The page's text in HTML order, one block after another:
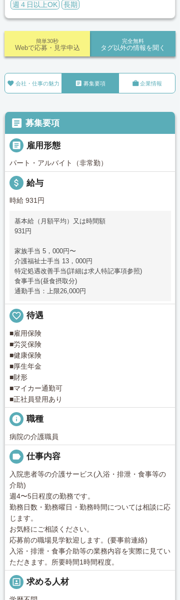
週４日以上OK
長期
完全無料
タグ以外の情報を聞く
簡単30秒
Webで応募・見学申込
 会社・仕事の魅力  募集要項 企業情報
 募集要項
 雇用形態
パート・アルバイト（非常勤）
attach_money 給与
時給 931円
基本給（月額平均）又は時間額
931円
家族手当 5，000円〜
介護福祉士手当 13，000円
特定処遇改善手当(詳細は求人特記事項参照)
食事手当(昼食摂取分)
通勤手当：上限26,000円
favorite_border 待遇
■雇用保険
■労災保険
■健康保険
■厚生年金
■財形
■マイカー通勤可
■正社員登用あり
info 職種
病院の介護職員
label 仕事内容
入院患者等の介護サービス(入浴・排泄・食事等の
介助)
週4〜5日程度の勤務です。
勤務日数・勤務曜日・勤務時間については相談に応
じます。
お気軽にご相談ください。
応募前の職場見学歓迎します。(要事前連絡)
入浴・排泄・食事介助等の業務内容を実際に見てい
ただきます。所要時間1時間程度。
portrait 求める人材